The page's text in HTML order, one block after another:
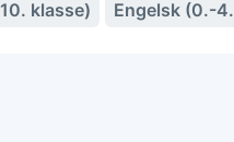
klasse)
Engelsk (0.-